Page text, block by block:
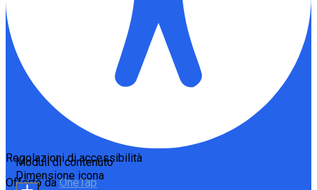
Regolazioni di accessibilità
Offerto daOneTap
Moduli di contenuto
Dimensione icona